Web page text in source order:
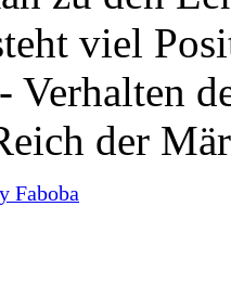
viel
Verhalten
der
Faboba